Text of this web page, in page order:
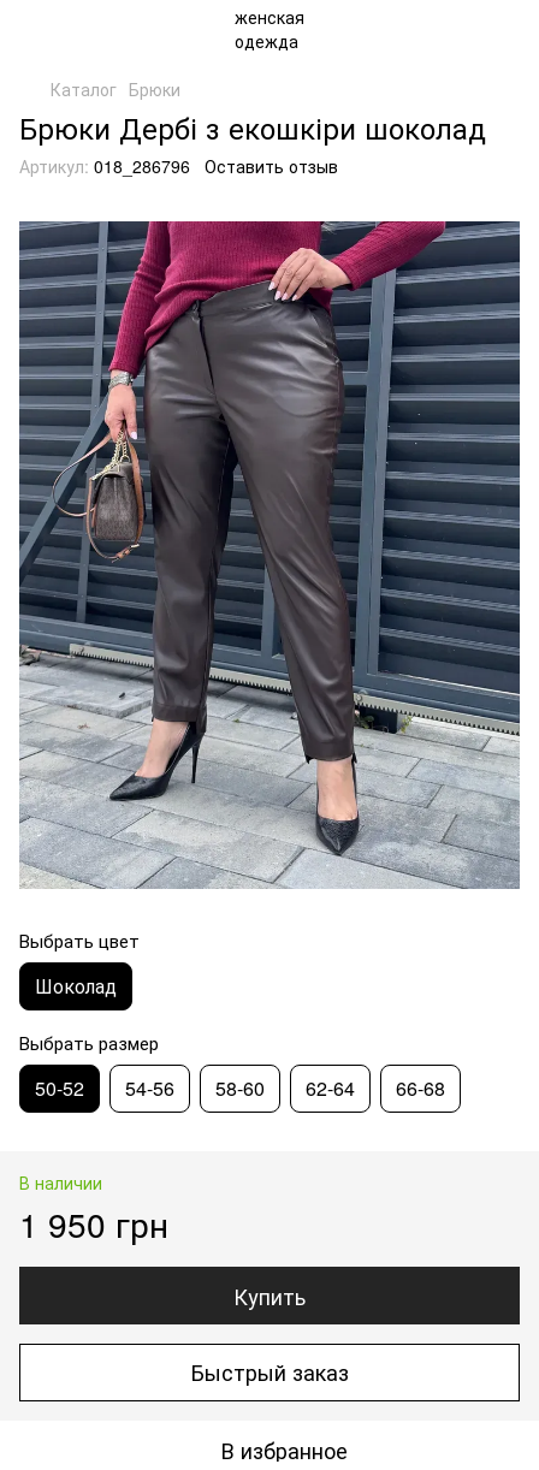
Каталог Брюки
Брюки Дербі з екошкіри шоколад
Артикул: 018_286796 Оставить отзыв
Выбрать цвет
Шоколад
Выбрать размер
50-52 54-56 58-60 62-64 66-68
В наличии
1 950 грн
Купить
Быстрый заказ
В избранное